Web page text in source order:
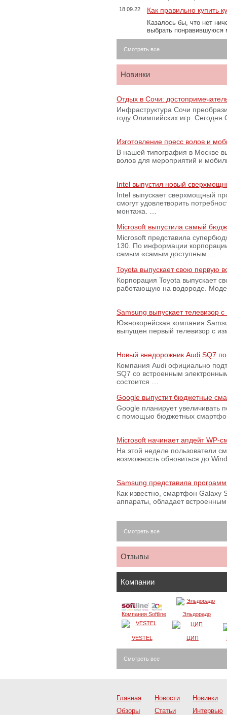
18.09.22 Как правильно купить
Казалось бы, что нет
выбрать
Смотреть все
Новинки
Отдых в Сочи:
Инфраструктура Сочи
году Олимпийских игр.
Изготовление пресс волов и
В нашей типография в Москве
волов для мероприятий и
Intel выпустил новый
Intel выпускает сверхмощный
смогут удовлетворить
монтажа. …
Microsoft выпустила самый
Microsoft представила
130. По информации
самым «самым доступным …
Toyota выпускает свою первую
Корпорация Toyota выпускает
работающую на водороде.
Samsung выпускает телевизор
Южнокорейская компания
выпущен первый телевизор с
Новый внедорожник Audi SQ7
Компания Audi официально
SQ7 со встроенным
состоится …
Google выпустит бюджетные
Google планирует увеличивать
с помощью бюджетных
Microsoft начинает апдейт WP-
На этой неделе пользователи
возможность обновиться до
Samsung представила
Как известно, смартфон Galaxy
аппараты, обладает
Смотреть все
Отзывы
Компании
Компания Softline Эльдорадо
VESTEL ЦИП
Смотреть все
Главная Новости
Новинки
Обзоры
Статьи
Интервью